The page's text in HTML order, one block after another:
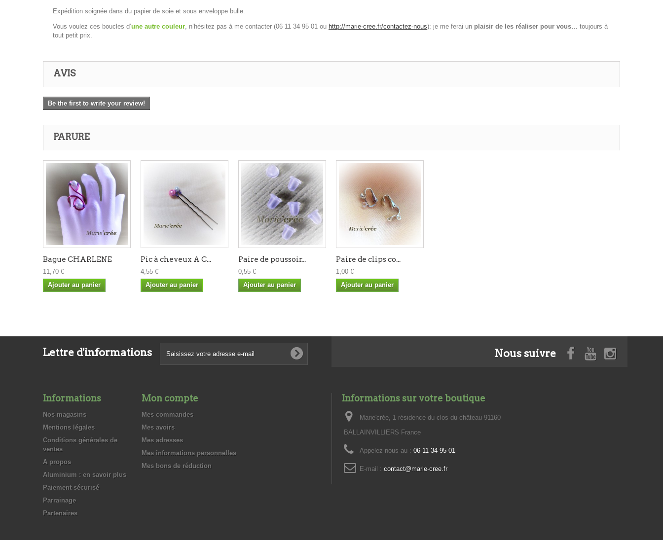
Expédition soignée dans du papier de soie et sous enveloppe bulle.
Vous voulez ces boucles d’une autre couleur , n’hésitez pas à me contacter (06 11 34 95 01 ou http://marie-cree.fr/contactez-nous); je me ferai un plaisir de les réaliser pour vous … toujours à
tout petit prix.
AVIS
Be the first to write your review!
PARURE
Bague CHARLENE
11,70 €
Ajouter au panier
Pic à cheveux A C...
4,55 €
Ajouter au panier
Paire de poussoir...
0,55 €
Ajouter au panier
Paire de clips co...
1,00 €
Ajouter au panier
Lettre d'informations Nous suivre
Informations
Nos magasins
Mentions légales
Conditions générales de
ventes
A propos
Aluminium : en savoir plus
Paiement sécurisé
Parrainage
Partenaires
Mon compte
Mes commandes
Mes avoirs
Mes adresses
Mes informations personnelles
Mes bons de réduction
Informations sur votre boutique
Marie'crée, 1 résidence du clos du château 91160
BALLAINVILLIERS France
Appelez-nous au : 06 11 34 95 01
E-mail : contact@marie-cree.fr